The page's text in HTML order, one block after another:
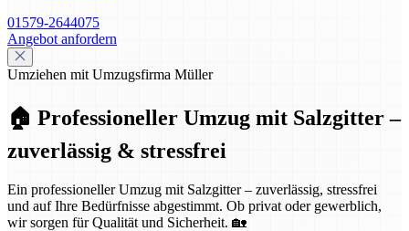
01579-2644075
Angebot anfordern
Umziehen mit Umzugsfirma Müller
🏠 Professioneller Umzug mit Salzgitter –
zuverlässig & stressfrei
Ein professioneller Umzug mit Salzgitter – zuverlässig, stressfrei
und auf Ihre Bedürfnisse abgestimmt. Ob privat oder gewerblich,
wir sorgen für Qualität und Sicherheit. 🏡